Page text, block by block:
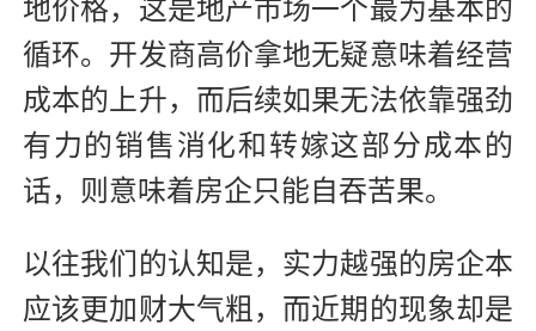
地价格，这是地产市场一个最为基本的
循环。开发商高价拿地无疑意味着经营
成本的上升，而后续如果无法依靠强劲
有力的销售消化和转嫁这部分成本的
话，则意味着房企只能自吞苦果。
以往我们的认知是，实力越强的房企本
应该更加财大气粗，而近期的现象却是